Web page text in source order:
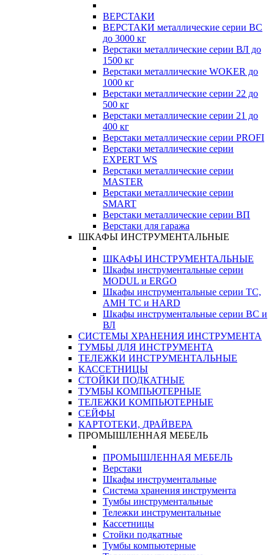
ВЕРСТАКИ
ВЕРСТАКИ металлические серии ВС
до 3000 кг
Верстаки металлические серии ВЛ до
1500 кг
Верстаки металлические WOKER до
1000 кг
Верстаки металлические серии 22 до
500 кг
Верстаки металлические серии 21 до
400 кг
Верстаки металлические серии PROFI
Верстаки металлические серии
EXPERT WS
Верстаки металлические серии
MASTER
Верстаки металлические серии
SMART
Верстаки металлические серии ВП
Верстаки для гаража
ШКАФЫ ИНСТРУМЕНТАЛЬНЫЕ
ШКАФЫ ИНСТРУМЕНТАЛЬНЫЕ
Шкафы инструментальные серии
MODUL и ERGO
Шкафы инструментальные серии ТС,
АМН ТС и HARD
Шкафы инструментальные серии ВС и
ВЛ
СИСТЕМЫ ХРАНЕНИЯ ИНСТРУМЕНТА
ТУМБЫ ДЛЯ ИНСТРУМЕНТА
ТЕЛЕЖКИ ИНСТРУМЕНТАЛЬНЫЕ
КАССЕТНИЦЫ
СТОЙКИ ПОДКАТНЫЕ
ТУМБЫ КОМПЬЮТЕРНЫЕ
ТЕЛЕЖКИ КОМПЬЮТЕРНЫЕ
СЕЙФЫ
КАРТОТЕКИ, ДРАЙВЕРА
ПРОМЫШЛЕННАЯ МЕБЕЛЬ
ПРОМЫШЛЕННАЯ МЕБЕЛЬ
Верстаки
Шкафы инструментальные
Система хранения инструмента
Тумбы инструментальные
Тележки инструментальные
Кассетницы
Стойки подкатные
Тумбы компьютерные